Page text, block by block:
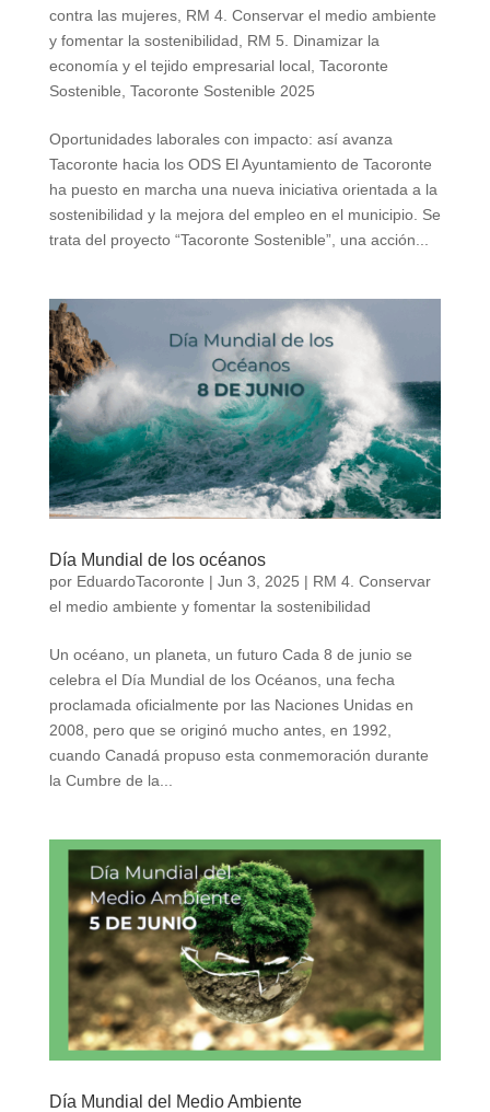
contra las mujeres, RM 4. Conservar el medio ambiente
y fomentar la sostenibilidad
RM 5. Dinamizar la
economía y el tejido empresarial local, Tacoronte
Sostenible Tacoronte Sostenible 2025
Oportunidades laborales con impacto: así avanza
Tacoronte hacia los ODS El Ayuntamiento de Tacoronte
ha puesto en marcha una nueva iniciativa orientada a la
sostenibilidad y la mejora del empleo en el municipio. Se
trata del proyecto “Tacoronte Sostenible”, una acción...
Día Mundial de los océanos
por EduardoTacoronte | Jun 3, 2025 | RM 4. Conservar
el medio ambiente y fomentar la sostenibilidad
Un océano, un planeta, un futuro Cada 8 de junio se
celebra el Día Mundial de los Océanos, una fecha
proclamada oficialmente por las Naciones Unidas en
2008, pero que se originó mucho antes, en 1992,
cuando Canadá propuso esta conmemoración durante
la Cumbre de la...
Día Mundial del Medio Ambiente